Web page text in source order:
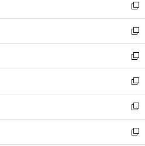
い
ウ
ィ
ン
ド
ウ
で
開
く
新
し
い
ウ
ィ
ン
ド
ウ
で
開
く
新
し
い
ウ
ィ
ン
ド
ウ
で
新
し
い
ウ
ィ
ン
ド
新
し
い
ウ
ィ
新
し
い
新